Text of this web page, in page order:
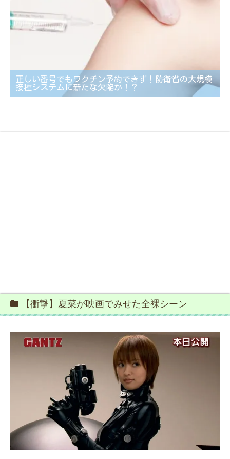
正しい番号でもワクチン予約できず！防衛省の大規模
接種システムに新たな欠陥か！？
【衝撃】夏菜が映画でみせた全裸シーン